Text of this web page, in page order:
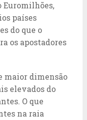
Euromilhões,
países
do que o
os apostadores
maior dimensão
elevados do
O que
na raia